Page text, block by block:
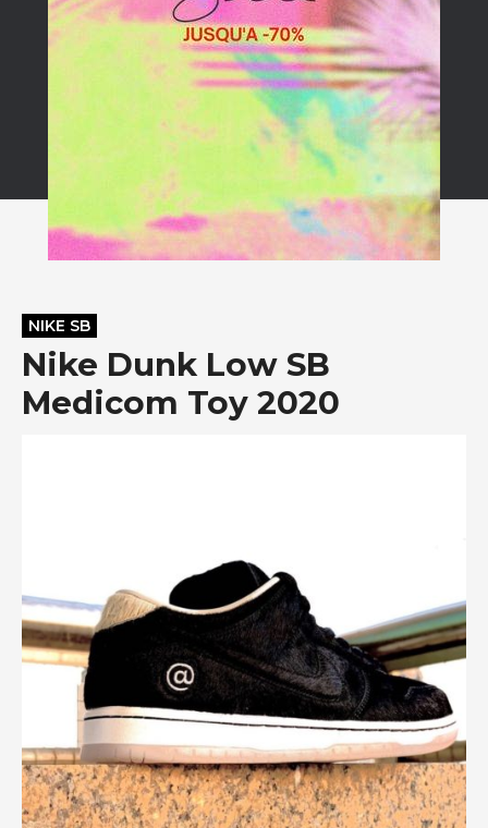
NIKE SB
Nike Dunk Low SB
Medicom Toy 2020